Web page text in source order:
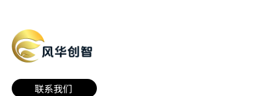
联系我们